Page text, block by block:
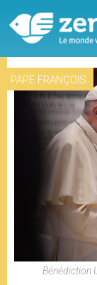
PAPE FRANÇOIS
Bénédiction